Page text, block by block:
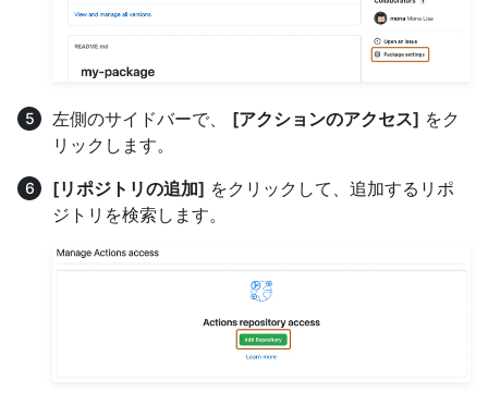
左側のサイドバーで、 [アクションのアクセス] をク
リックします。
[リポジトリの追加] をクリックして、追加するリポ
ジトリを検索します。